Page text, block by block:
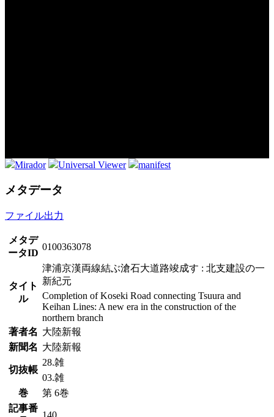
Mirador Universal Viewer manifest
メタデータ
ファイル出力
メタデ
ータID
0100363078
タイト
ル
津浦京漢両線結ぶ滄石大道路竣成す : 北支建設の一
新紀元
Completion of Koseki Road connecting Tsuura and
Keihan Lines: A new era in the construction of the
northern branch
著者名 大陸新報
新聞名 大陸新報
切抜帳
28.雑
03.雑
巻
第 6巻
記事番
140